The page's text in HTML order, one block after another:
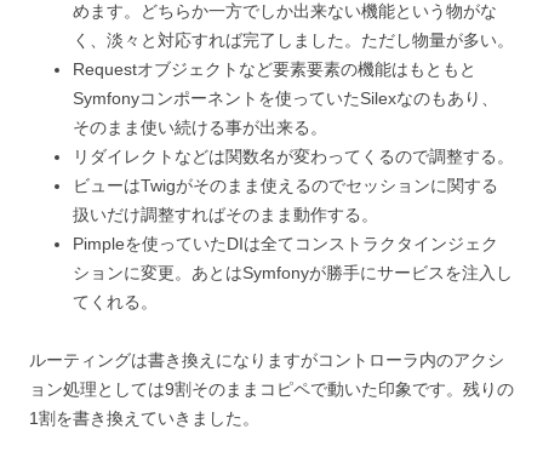
めます。どちらか一方でしか出来ない機能という物がな
く、淡々と対応すれば完了しました。ただし物量が多い。
Requestオブジェクトなど要素要素の機能はもともと
Symfonyコンポーネントを使っていたSilexなのもあり、
そのまま使い続ける事が出来る。
リダイレクトなどは関数名が変わってくるので調整する。
ビューはTwigがそのまま使えるのでセッションに関する
扱いだけ調整すればそのまま動作する。
Pimpleを使っていたDIは全てコンストラクタインジェク
ションに変更。あとはSymfonyが勝手にサービスを注入し
てくれる。
ルーティングは書き換えになりますがコントローラ内のアクシ
ョン処理としては9割そのままコピペで動いた印象です。残りの
1割を書き換えていきました。